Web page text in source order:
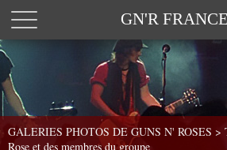
GN'R FRANCE
GALERIES PHOTOS DE GUNS N' ROSES >
Rose et des membres du groupe